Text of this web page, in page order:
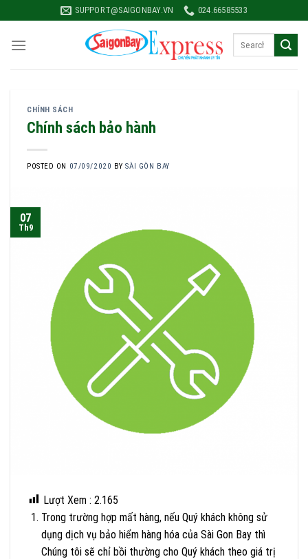
to
content
SUPPORT@SAIGONBAY.VN 024.66585533
CHÍNH SÁCH
Chính sách bảo hành
POSTED ON 07/09/2020 BYSÀI GÒN BAY
07
Th9
Lượt Xem : 2.165
Trong trường hợp mất hàng, nếu Quý khách không sử
dụng dịch vụ bảo hiểm hàng hóa của Sài Gon Bay thì
Chúng tôi sẽ chỉ bồi thường cho Quý khách theo giá trị